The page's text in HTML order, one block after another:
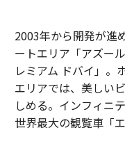
2003年から開発が進
ートエリア「アズー
レミアム ドバイ」。
エリアでは、美しい
しめる。インフィニ
世界最大の観覧車「